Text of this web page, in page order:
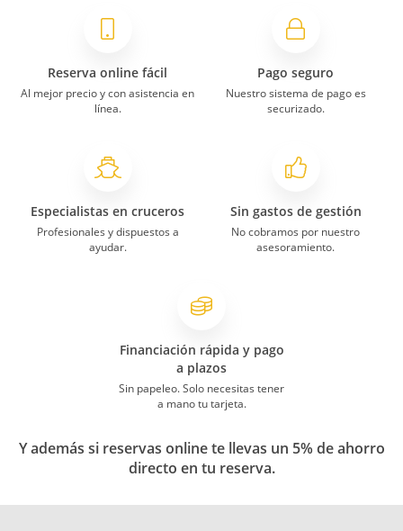
Reserva online fácil
Al mejor precio y con asistencia en
línea.
Pago seguro
Nuestro sistema de pago es
securizado.
Especialistas en cruceros
Profesionales y dispuestos a
ayudar.
Sin gastos de gestión
No cobramos por nuestro
asesoramiento.
Financiación rápida y pago
a plazos
Sin papeleo. Solo necesitas tener
a mano tu tarjeta.
Y además si reservas online te llevas un 5% de ahorro
directo en tu reserva.